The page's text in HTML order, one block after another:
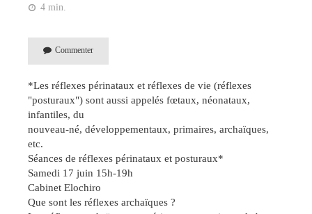
4 min.
Commenter
*Les réflexes périnataux et réflexes de vie (réflexes
"posturaux") sont aussi appelés fœtaux, néonataux,
infantiles, du
nouveau-né, développementaux, primaires, archaïques,
etc.
Séances de réflexes périnataux et posturaux*
Samedi 17 juin 15h-19h
Cabinet Elochiro
Que sont les réflexes archaïques ?